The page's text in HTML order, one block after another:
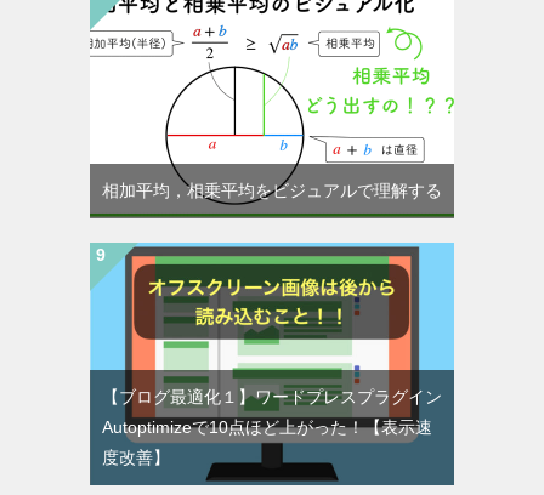
相加平均，相乗平均をビジュアルで理解する
【ブログ最適化１】ワードプレスプラグイン
Autoptimizeで10点ほど上がった！【表示速
度改善】